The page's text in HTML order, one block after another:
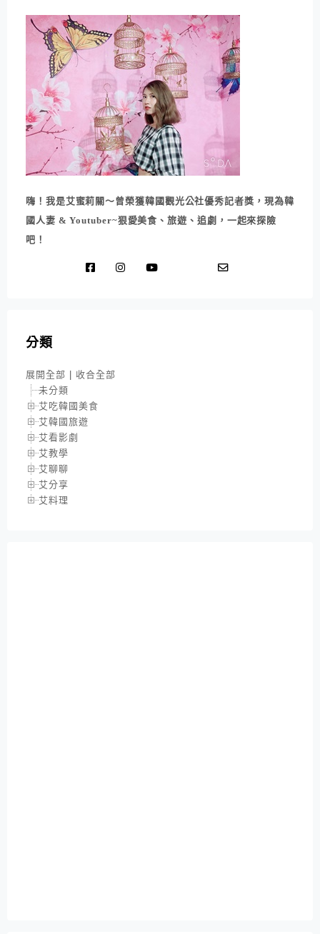
嗨！我是艾蜜莉關～曾榮獲韓國觀光公社優秀記者獎，現為韓
國人妻 & Youtuber~狠愛美食、旅遊、追劇，一起來探險
吧！
分類
展開全部 | 收合全部
未分類
艾吃韓國美食
艾韓國旅遊
艾看影劇
艾教學
艾聊聊
艾分享
艾料理